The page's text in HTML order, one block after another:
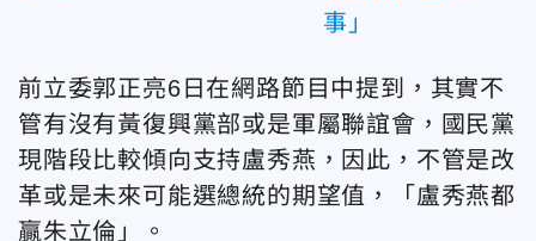
事」
前立委郭正亮6日在網路節目中提到，其實不
管有沒有黃復興黨部或是軍屬聯誼會，國民黨
現階段比較傾向支持盧秀燕，因此，不管是改
革或是未來可能選總統的期望值，「盧秀燕都
贏朱立倫」。